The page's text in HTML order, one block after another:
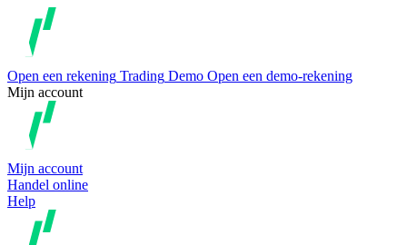
Open een rekening Trading Demo Open een demo-rekening
Mijn account
Mijn account
Handel online
Help